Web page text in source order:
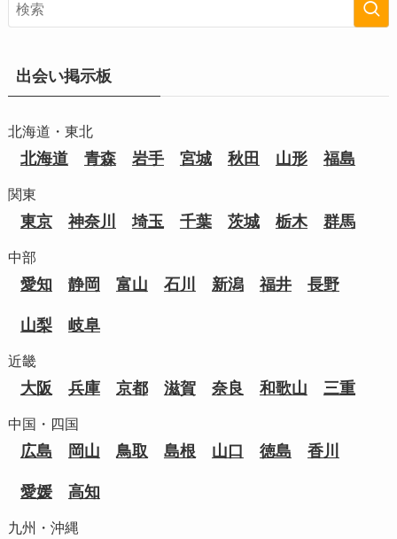
出会い掲示板
北海道・東北
北海道 青森 岩手 宮城 秋田 山形 福島
関東
東京 神奈川 埼玉 千葉 茨城 栃木 群馬
中部
愛知 静岡 富山 石川 新潟 福井 長野
山梨 岐阜
近畿
大阪 兵庫 京都 滋賀 奈良 和歌山 三重
中国・四国
広島 岡山 鳥取 島根 山口 徳島 香川
愛媛 高知
九州・沖縄